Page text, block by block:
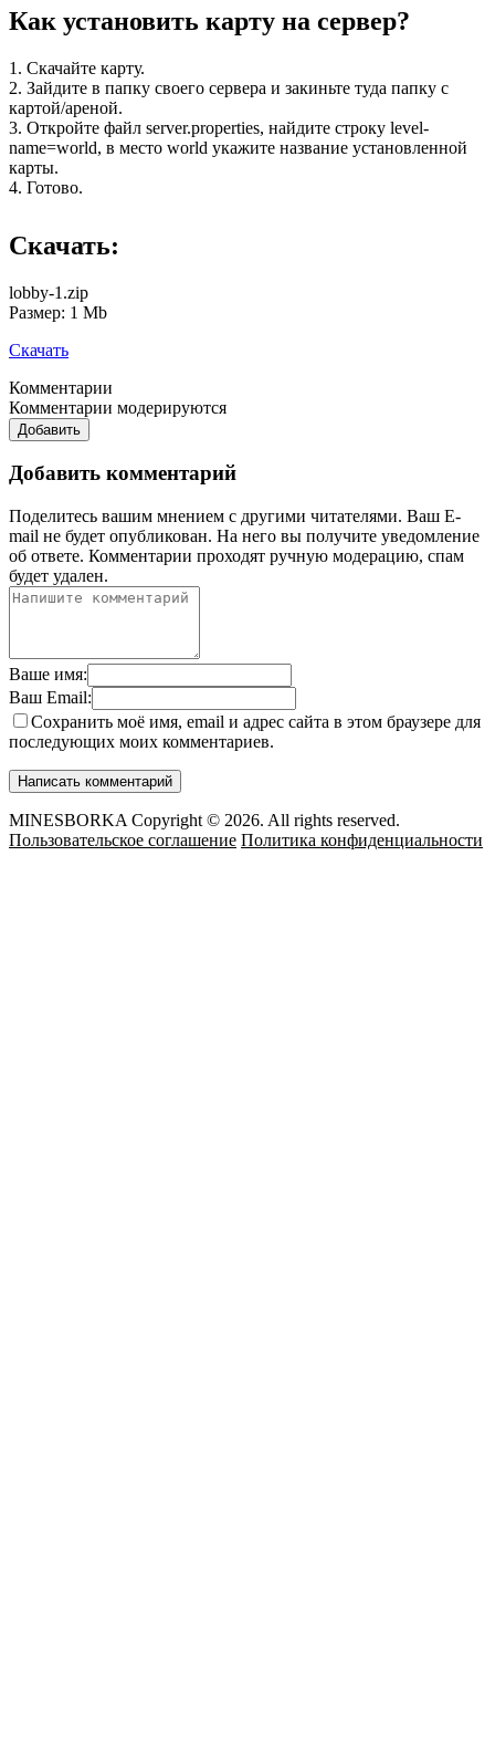
Как установить карту на сервер?
1. Скачайте карту.
2. Зайдите в папку своего сервера и закиньте туда папку с
картой/ареной.
3. Откройте файл server.properties, найдите строку level-
name=world, в место world укажите название установленной
карты.
4. Готово.
Скачать:
lobby-1.zip
Размер: 1 Mb
Скачать
Комментарии
Комментарии модерируются
Добавить
Добавить комментарий
Поделитесь вашим мнением с другими читателями. Ваш E-
mail не будет опубликован. На него вы получите уведомление
об ответе. Комментарии проходят ручную модерацию, спам
будет удален.
Ваше имя:
Ваш Email:
Сохранить моё имя, email и адрес сайта в этом браузере для
последующих моих комментариев.
MINESBORKA Copyright © 2026. All rights reserved.
Пользовательское соглашение Политика конфиденциальности